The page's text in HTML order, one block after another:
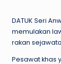
DATUK Seri
memulakan
rakan
Pesawat khas